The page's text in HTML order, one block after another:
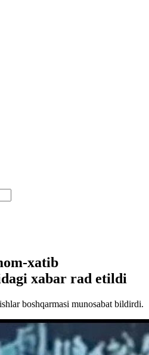
xatib
xabar rad etildi
boshqarmasi munosabat bildirdi.